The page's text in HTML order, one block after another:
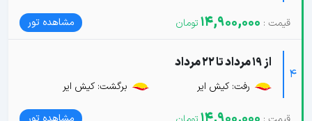
14,900,000 مشاهده تور
4
از 19 مرداد تا 22 مرداد
رفت: کیش ایر برگشت: کیش ایر